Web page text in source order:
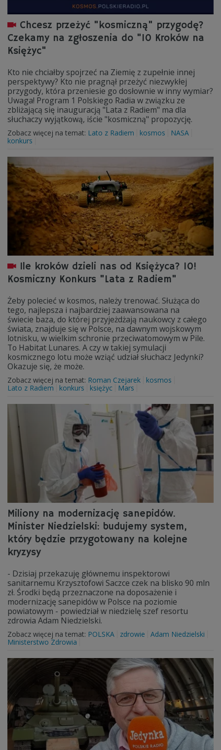
Chcesz przeżyć "kosmiczną" przygodę?
Czekamy na zgłoszenia do "10 Kroków na
Księżyc"
Kto nie chciałby spojrzeć na Ziemię z zupełnie innej
perspektywy? Kto nie pragnął przeżyć niezwykłej
przygody, która przeniesie go dosłownie w inny wymiar?
Uwaga! Program 1 Polskiego Radia w związku ze
zbliżającą się inauguracją "Lata z Radiem" ma dla
słuchaczy wyjątkową, iście "kosmiczną" propozycję.
Zobacz więcej na temat: Lato z Radiem kosmos
NASA
konkurs
Ile kroków dzieli nas od Księżyca? 10!
Kosmiczny Konkurs "Lata z Radiem"
Żeby polecieć w kosmos, należy trenować. Służąca do
tego, najlepsza i najbardziej zaawansowana na
świecie baza, do której przyjeżdżają naukowcy z całego
świata, znajduje się w Polsce, na dawnym wojskowym
lotnisku, w wielkim schronie przeciwatomowym w Pile.
To Habitat Lunares. A czy w takiej symulacji
kosmicznego lotu może wziąć udział słuchacz Jedynki?
Okazuje się, że może.
Zobacz więcej na temat: Roman Czejarek
kosmos
Lato z Radiem
konkurs księżyc Mars
Miliony na modernizację sanepidów.
Minister Niedzielski: budujemy system,
który będzie przygotowany na kolejne
kryzysy
- Dzisiaj przekazuję głównemu inspektorowi
sanitarnemu Krzysztofowi Saczce czek na blisko 90 mln
zł. Środki będą przeznaczone na doposażenie i
modernizację sanepidów w Polsce na poziomie
powiatowym - powiedział w niedzielę szef resortu
zdrowia Adam Niedzielski.
Zobacz więcej na temat: POLSKA zdrowie
Adam Niedzielski
Ministerstwo Zdrowia